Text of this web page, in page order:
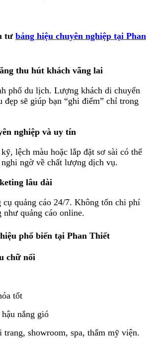
tư bảng hiệu chuyên nghiệp tại Phan
thu hút khách vãng lai
phố du lịch. Lượng khách di chuyển
đẹp sẽ giúp bạn “ghi điểm” chỉ trong
nghiệp và uy tín
lệch màu hoặc lắp đặt sơ sài có thể
ngờ về chất lượng dịch vụ.
lâu dài
cụ quảng cáo 24/7. Không tốn chi phí
như quảng cáo online.
phổ biến tại Phan Thiết
chữ nổi
tốt
nắng gió
trang, showroom, spa, thẩm mỹ viện.